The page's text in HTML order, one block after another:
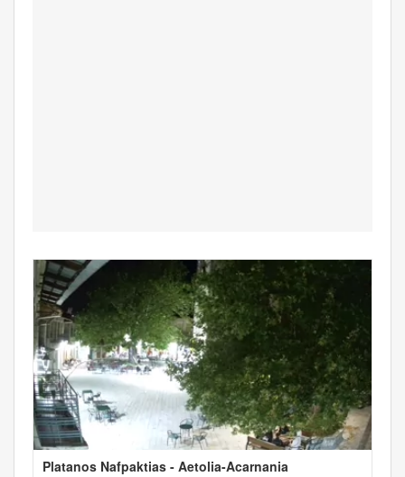
Platanos Nafpaktias - Aetolia-Acarnania